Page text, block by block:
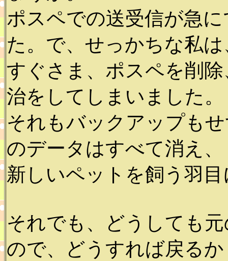
ポスペでの送受信が急
た。で、せっかちな私は
すぐさま、ポスペを削
治をしてしまいました。
それもバックアップも
のデータはすべて消え、
新しいペットを飼う羽目
それでも、どうしても
ので、どうすれば戻るか